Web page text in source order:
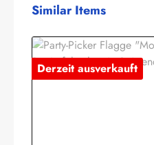
Produktgalerie überspringen
Similar Items
Derzeit ausverkauft